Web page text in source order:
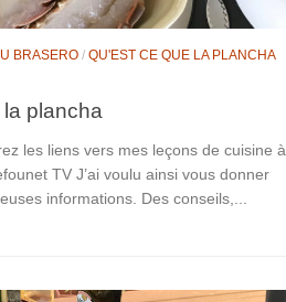
BRASERO / QU'EST CE QUE LA PLANCHA
plancha
les liens vers mes leçons de cuisine à
TV J’ai voulu ainsi vous donner
informations. Des conseils,...